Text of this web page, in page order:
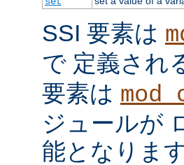
SSI 要素は
で 定義され
要素は
ジュールが
能となります